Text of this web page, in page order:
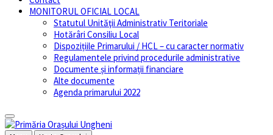
MONITORUL OFICIAL LOCAL
Statutul Unităţii Administrativ Teritoriale
Hotărâri Consiliu Local
Dispozițiile Primarului / HCL – cu caracter normativ
Regulamentele privind procedurile administrative
Documente și informații financiare
Alte documente
Agenda primarului 2022